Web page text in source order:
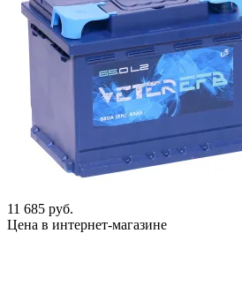
11 685 руб.
Цена в интернет-магазине